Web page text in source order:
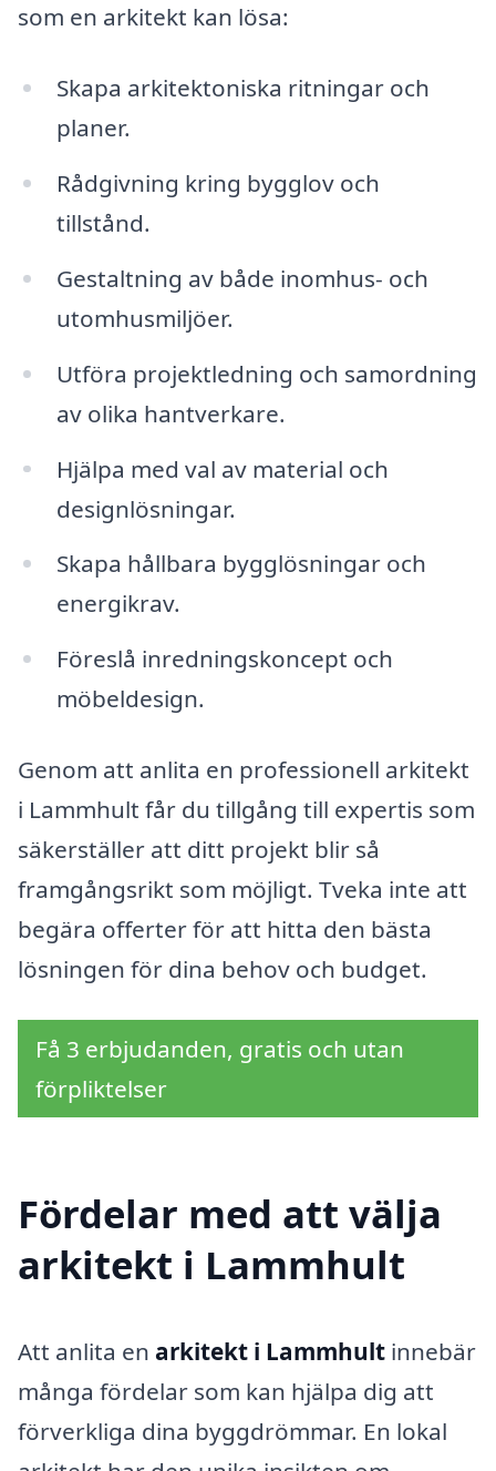
som en arkitekt kan lösa:
Skapa arkitektoniska ritningar och
planer.
Rådgivning kring bygglov och
tillstånd.
Gestaltning av både inomhus- och
utomhusmiljöer.
Utföra projektledning och samordning
av olika hantverkare.
Hjälpa med val av material och
designlösningar.
Skapa hållbara bygglösningar och
energikrav.
Föreslå inredningskoncept och
möbeldesign.
Genom att anlita en professionell arkitekt
i Lammhult får du tillgång till expertis som
säkerställer att ditt projekt blir så
framgångsrikt som möjligt. Tveka inte att
begära offerter för att hitta den bästa
lösningen för dina behov och budget.
Få 3 erbjudanden, gratis och utan
förpliktelser
Fördelar med att välja
arkitekt i Lammhult
Att anlita en arkitekt i Lammhult innebär
många fördelar som kan hjälpa dig att
förverkliga dina byggdrömmar. En lokal